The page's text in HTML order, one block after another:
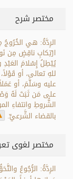
مختصر شرح
الرِدَّةُ: هي الخُرُوجُ
ارْتِكابِ ناقِضٍ مِن
يُبْطِلُ إِسْلامَ العَبْدِ
للهِ تعالى، أو
عليه وسَلَّمَ، أو
على مَن ثَبَتَ لَهُ
الشُّروطِ وانتفاءِ
بالقضاء الشَّرعيِّ.
مختصر لغوی
الرِدَّةُ: الرُّجُوعُ